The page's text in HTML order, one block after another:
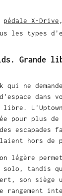
pédale X-Drive
les types
Grande
ne
dans
libre.
pour plus de
escapades
hors de
légère
solo, tandis
son
rangement